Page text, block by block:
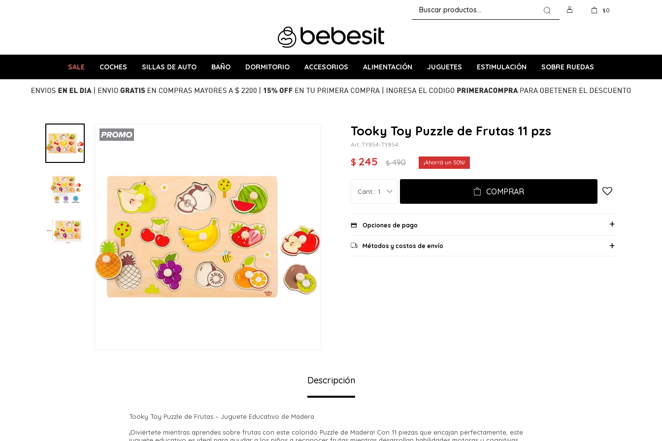
SALE COCHES SILLAS DE AUTO BAÑO DORMITORIO ACCESORIOS ALIMENTACIÓN JUGUETES ESTIMULACIÓN SOBRE RUEDAS
$0
Tooky Toy Puzzle de Frutas 11 pzs
TY854-TY854
$ 245 $ 490 50
1 COMPRAR
Opciones de pago
Métodos y costos de envío
Descripción
Tooky Toy Puzzle de Frutas – Juguete Educativo de Madera
¡Diviértete mientras aprendes sobre frutas con este colorido Puzzle de Madera! Con 11 piezas que encajan perfectamente, este
¡Sumate a la forma más ágil de comprar!